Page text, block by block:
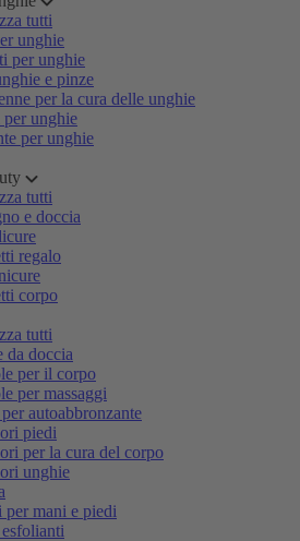
tutti
unghie
per unghie
e pinze
per la cura delle unghie
unghie
per unghie
tutti
e doccia
regalo
corpo
tutti
da doccia
per il corpo
per massaggi
autoabbronzante
piedi
per la cura del corpo
unghie
mani e piedi